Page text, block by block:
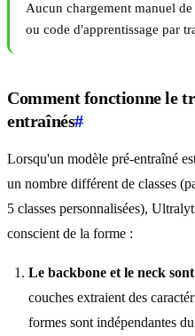
Aucun chargement manuel
ou code d'apprentissage par
Comment fonctionne le
entraînés#
Lorsqu'un modèle pré-entraîné
un nombre différent de classes
5 classes personnalisées),
conscient de la forme :
Le backbone et le neck
couches extraient des
formes sont indépendantes